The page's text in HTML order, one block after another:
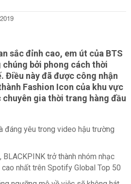
sắc đỉnh cao, em út của BTS
bởi phong cách thời
Điều này đã được công nhận
Fashion Icon của khu vực
chuyên gia thời trang hàng đầu
đáng yêu trong video hậu trường
BLACKPINK trở thành nhóm nhạc
nhất trên Spotify Global Top 50